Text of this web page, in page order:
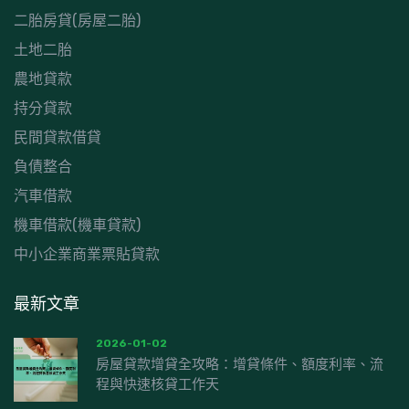
二胎房貸(房屋二胎)
土地二胎
農地貸款
持分貸款
民間貸款借貸
負債整合
汽車借款
機車借款(機車貸款)
中小企業商業票貼貸款
最新文章
2026-01-02
房屋貸款增貸全攻略：增貸條件、額度利率、流
程與快速核貸工作天